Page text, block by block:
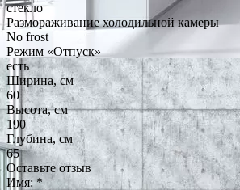
стекло
Размораживание холодильной камеры
No frost
Режим «Отпуск»
есть
Ширина, см
60
Высота, см
190
Глубина, см
65
Оставьте отзыв
Имя:*